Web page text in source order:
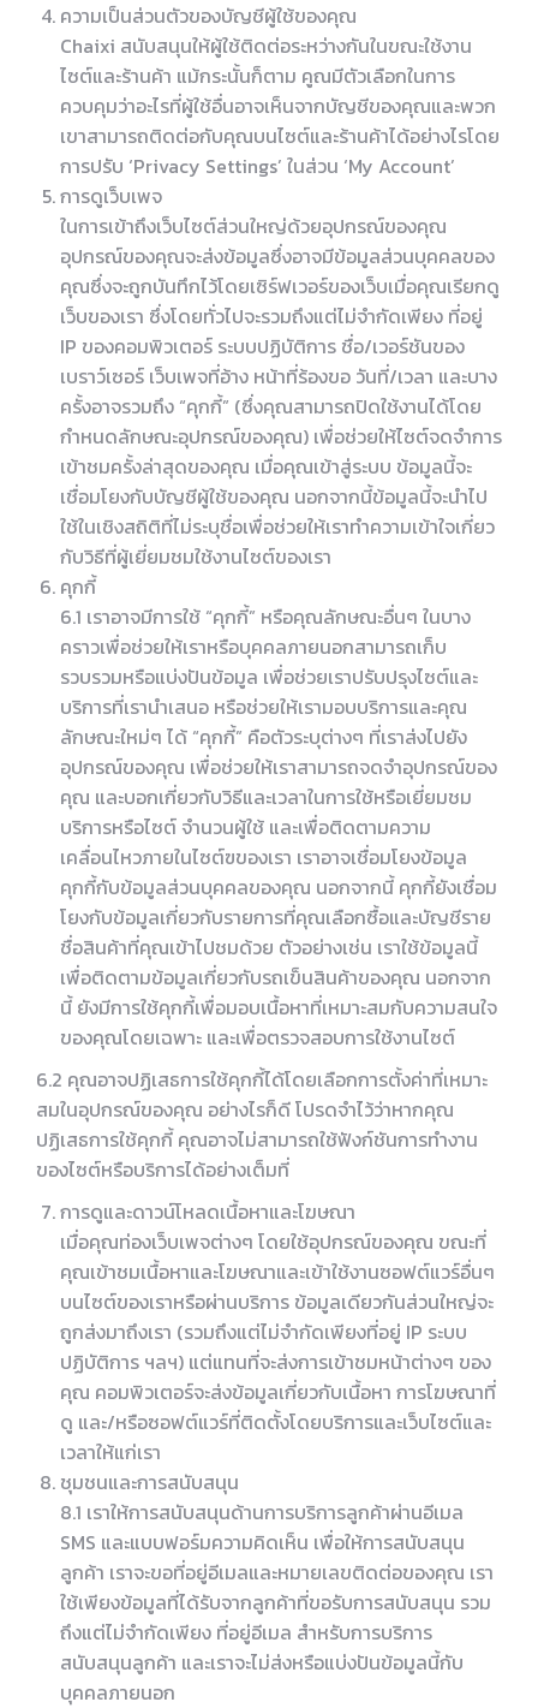
ความเป็นส่วนตัวของบัญชีผู้ใช้ของคุณ
Chaixi สนับสนุนให้ผู้ใช้ติดต่อระหว่างกันในขณะใช้งาน
ไซต์และร้านค้า แม้กระนั้นก็ตาม คูณมีตัวเลือกในการ
ควบคุมว่าอะไรที่ผู้ใช้อื่นอาจเห็นจากบัญชีของคุณและพวก
เขาสามารถติดต่อกับคุณบนไซต์และร้านค้าได้อย่างไรโดย
การปรับ ‘Privacy Settings’ ในส่วน ‘My Account’
การดูเว็บเพจ
ในการเข้าถึงเว็บไซต์ส่วนใหญ่ด้วยอุปกรณ์ของคุณ
อุปกรณ์ของคุณจะส่งข้อมูลซึ่งอาจมีข้อมูลส่วนบุคคลของ
คุณซึ่งจะถูกบันทึกไว้โดยเซิร์ฟเวอร์ของเว็บเมื่อคุณเรียกดู
เว็บของเรา ซึ่งโดยทั่วไปจะรวมถึงแต่ไม่จำกัดเพียง ที่อยู่
IP ของคอมพิวเตอร์ ระบบปฏิบัติการ ชื่อ/เวอร์ชันของ
เบราว์เซอร์ เว็บเพจที่อ้าง หน้าที่ร้องขอ วันที่/เวลา และบาง
ครั้งอาจรวมถึง “คุกกี้” (ซึ่งคุณสามารถปิดใช้งานได้โดย
กำหนดลักษณะอุปกรณ์ของคุณ) เพื่อช่วยให้ไซต์จดจำการ
เข้าชมครั้งล่าสุดของคุณ เมื่อคุณเข้าสู่ระบบ ข้อมูลนี้จะ
เชื่อมโยงกับบัญชีผู้ใช้ของคุณ นอกจากนี้ข้อมูลนี้จะนำไป
ใช้ในเชิงสถิติที่ไม่ระบุชื่อเพื่อช่วยให้เราทำความเข้าใจเกี่ยว
กับวิธีที่ผู้เยี่ยมชมใช้งานไซต์ของเรา
คุกกี้
6.1 เราอาจมีการใช้ “คุกกี้” หรือคุณลักษณะอื่นๆ ในบาง
คราวเพื่อช่วยให้เราหรือบุคคลภายนอกสามารถเก็บ
รวบรวมหรือแบ่งปันข้อมูล เพื่อช่วยเราปรับปรุงไซต์และ
บริการที่เรานำเสนอ หรือช่วยให้เรามอบบริการและคุณ
ลักษณะใหม่ๆ ได้ “คุกกี้” คือตัวระบุต่างๆ ที่เราส่งไปยัง
อุปกรณ์ของคุณ เพื่อช่วยให้เราสามารถจดจำอุปกรณ์ของ
คุณ และบอกเกี่ยวกับวิธีและเวลาในการใช้หรือเยี่ยมชม
บริการหรือไซต์ จำนวนผู้ใช้ และเพื่อติดตามความ
เคลื่อนไหวภายในไซต์ฃของเรา เราอาจเชื่อมโยงข้อมูล
คุกกี้กับข้อมูลส่วนบุคคลของคุณ นอกจากนี้ คุกกี้ยังเชื่อม
โยงกับข้อมูลเกี่ยวกับรายการที่คุณเลือกซื้อและบัญชีราย
ชื่อสินค้าที่คุณเข้าไปชมด้วย ตัวอย่างเช่น เราใช้ข้อมูลนี้
เพื่อติดตามข้อมูลเกี่ยวกับรถเข็นสินค้าของคุณ นอกจาก
นี้ ยังมีการใช้คุกกี้เพื่อมอบเนื้อหาที่เหมาะสมกับความสนใจ
ของคุณโดยเฉพาะ และเพื่อตรวจสอบการใช้งานไซต์
6.2 คุณอาจปฏิเสธการใช้คุกกี้ได้โดยเลือกการตั้งค่าที่เหมาะ
สมในอุปกรณ์ของคุณ อย่างไรก็ดี โปรดจำไว้ว่าหากคุณ
ปฏิเสธการใช้คุกกี้ คุณอาจไม่สามารถใช้ฟังก์ชันการทำงาน
ของไซต์หรือบริการได้อย่างเต็มที่
การดูและดาวน์โหลดเนื้อหาและโฆษณา
เมื่อคุณท่องเว็บเพจต่างๆ โดยใช้อุปกรณ์ของคุณ ขณะที่
คุณเข้าชมเนื้อหาและโฆษณาและเข้าใช้งานซอฟต์แวร์อื่นๆ
บนไซต์ของเราหรือผ่านบริการ ข้อมูลเดียวกันส่วนใหญ่จะ
ถูกส่งมาถึงเรา (รวมถึงแต่ไม่จำกัดเพียงที่อยู่ IP ระบบ
ปฏิบัติการ ฯลฯ) แต่แทนที่จะส่งการเข้าชมหน้าต่างๆ ของ
คุณ คอมพิวเตอร์จะส่งข้อมูลเกี่ยวกับเนื้อหา การโฆษณาที่
ดู และ/หรือซอฟต์แวร์ที่ติดตั้งโดยบริการและเว็บไซต์และ
เวลาให้แก่เรา
ชุมชนและการสนับสนุน
8.1 เราให้การสนับสนุนด้านการบริการลูกค้าผ่านอีเมล
SMS และแบบฟอร์มความคิดเห็น เพื่อให้การสนับสนุน
ลูกค้า เราจะขอที่อยู่อีเมลและหมายเลขติดต่อของคุณ เรา
ใช้เพียงข้อมูลที่ได้รับจากลูกค้าที่ขอรับการสนับสนุน รวม
ถึงแต่ไม่จำกัดเพียง ที่อยู่อีเมล สำหรับการบริการ
สนับสนุนลูกค้า และเราจะไม่ส่งหรือแบ่งปันข้อมูลนี้กับ
บุคคลภายนอก